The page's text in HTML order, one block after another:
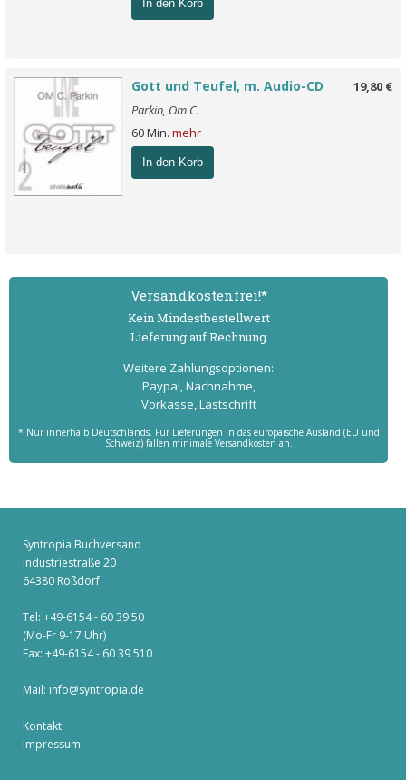
In den Korb
19,80 €
Gott und Teufel, m. Audio-CD
Parkin, Om C.
60 Min. mehr
In den Korb
Versand­kostenfrei!*
Kein Mindest­bestell­wert
Lieferung auf Rechnung
Weitere Zahlungs­optionen:
Paypal, Nachnahme,
Vorkasse, Lastschrift
* Nur innerhalb Deutschlands. Für Lieferungen in das europäische Ausland (EU und
Schweiz) fallen minimale Versandkosten an.
Syntropia Buchversand
Industriestraße 20
64380 Roßdorf
Tel: +49-6154 - 60 39 50
(Mo-Fr 9-17 Uhr)
Fax: +49-6154 - 60 39 510
Mail: info@syntropia.de
Kontakt
Impressum